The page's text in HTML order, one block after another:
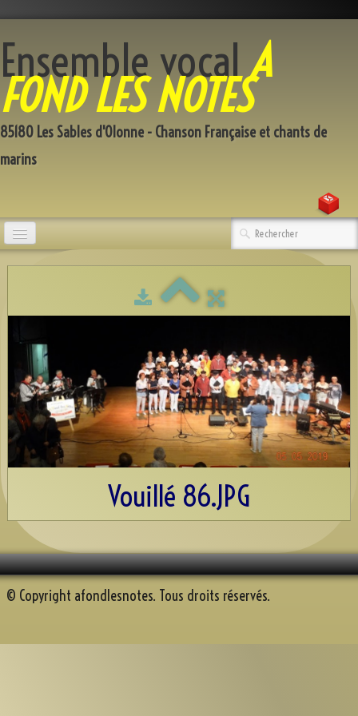
Ensemble vocalA
FOND LES NOTES
85180 Les Sables d'Olonne - Chanson Française et chants de
marins
Accueil
Discographie
Espace AFN
Répétons▼
Trombinoscope▼
Souvenirs récents
A.F.N. sur Youtube
Reportage Mille sabord 2025
Contact
Vouillé 86.JPG
© Copyright afondlesnotes. Tous droits réservés.